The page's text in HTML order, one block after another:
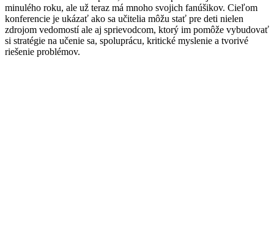
minulého roku, ale už teraz má mnoho svojich fanúšikov. Cieľom
konferencie je ukázať ako sa učitelia môžu stať pre deti nielen
zdrojom vedomostí ale aj sprievodcom, ktorý im pomôže vybudovať
si stratégie na učenie sa, spoluprácu, kritické myslenie a tvorivé
riešenie problémov.